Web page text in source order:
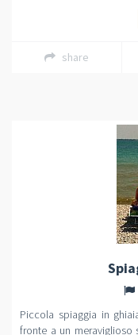
share
Piccola spiaggia in
fronte a un meraviglioso